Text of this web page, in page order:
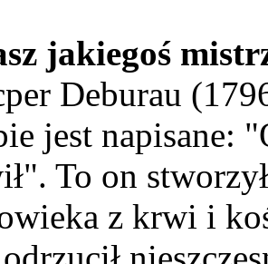
jakiegoś
Deburau
jest napisane:
To on
z krwi i